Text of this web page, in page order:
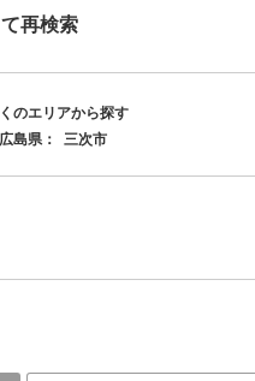
再検索
のエリアから探す
島県：
三次市